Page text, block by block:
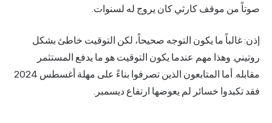
صوتاً من موقف كارثي كان يروج له لسنوات.
إذن: غالباً ما يكون التوجه صحيحاً، لكن التوقيت خاطئ بشكل
روتيني. وهذا مهم عندما يكون التوقيت هو ما يدفع المستثمر
مقابله. أما المتابعون الذين تصرفوا بناءً على مهلة أغسطس 2024
فقد تكبدوا خسائر لم يعوضها ارتفاع ديسمبر.